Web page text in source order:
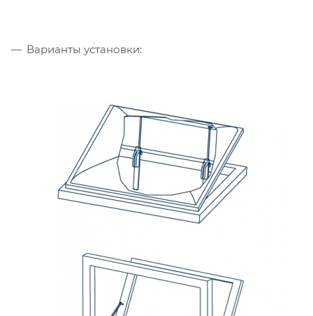
Варианты установки: